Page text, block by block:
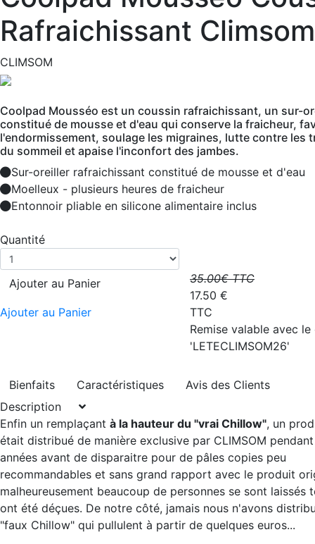
Rafraichissant Climsom
CLIMSOM
Coolpad Mousséo est un coussin rafraichissant, un sur-
constitué de mousse et d'eau qui conserve la fraicheur,
l'endormissement, soulage les migraines, lutte contre les
du sommeil et apaise l'inconfort des jambes.
Sur-oreiller rafraichissant constitué de mousse et d'eau
Moelleux - plusieurs heures de fraicheur
Entonnoir pliable en silicone alimentaire inclus
Quantité
Ajouter au Panier
Ajouter au Panier
35.00€ TTC
17.50 €
TTC
Remise valable avec le
'LETECLIMSOM26'
Bienfaits Caractéristiques
Avis des Clients
Description
Enfin un remplaçant à la hauteur du "vrai Chillow", un
était distribué de manière exclusive par CLIMSOM
années avant de disparaitre pour de pâles copies peu
recommandables et sans grand rapport avec le produit
malheureusement beaucoup de personnes se sont laissés
ont été déçues. De notre côté, jamais nous n'avons
"faux Chillow" qui pullulent à partir de quelques euros...